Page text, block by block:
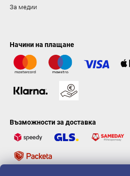
За медии
Начини на плащане
Възможности за доставка